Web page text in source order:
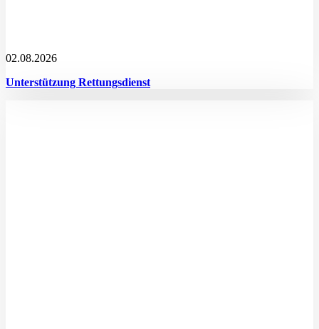
02.08.2026
Unterstützung Rettungsdienst